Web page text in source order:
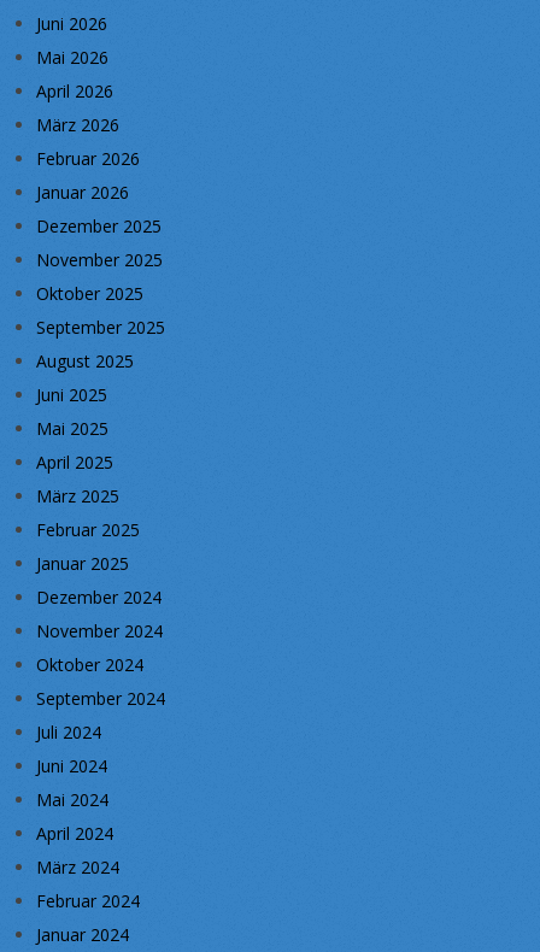
Juni 2026
Mai 2026
April 2026
März 2026
Februar 2026
Januar 2026
Dezember 2025
November 2025
Oktober 2025
September 2025
August 2025
Juni 2025
Mai 2025
April 2025
März 2025
Februar 2025
Januar 2025
Dezember 2024
November 2024
Oktober 2024
September 2024
Juli 2024
Juni 2024
Mai 2024
April 2024
März 2024
Februar 2024
Januar 2024